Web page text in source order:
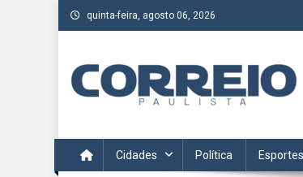
Skip
to
quinta-feira, agosto 06, 2026
Acompanhe as últimas notícias da região
Cidades Política Esportes